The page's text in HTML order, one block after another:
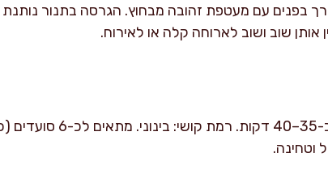
בפנים עם מעטפת זהובה מבחוץ. הגרסה בתנור
אותן שוב ושוב לארוחה קלה או לאירוח.
וטחינה.